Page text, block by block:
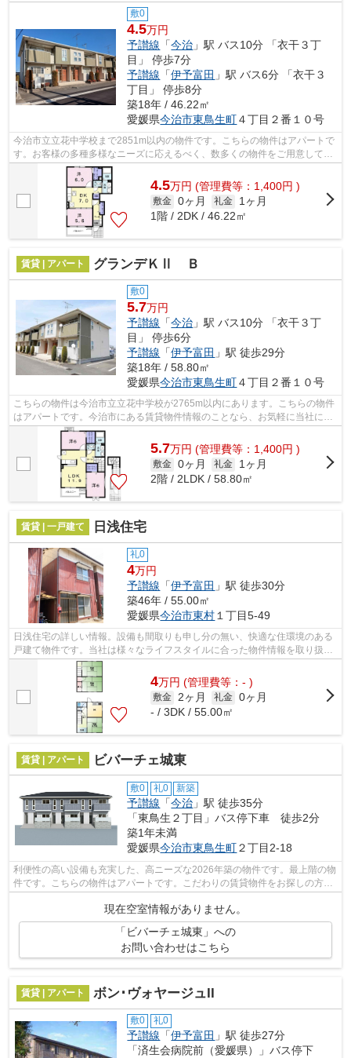
敷0
4.5万円
予讃線 「今治 」駅 バス10分 「衣干３丁
目」 停歩7分
予讃線 「伊予富田 」駅 バス6分 「衣干３
丁目」 停歩8分
築18年 / 46.22㎡
愛媛県今治市東鳥生町４丁目２番１０号
今治市立立花中学校まで2851m以内の物件です。こちらの物件はアパートで
す。お客様の多種多様なニーズに応えるべく、数多くの物件をご用意してお
待ちしております。どうぞこちらからご...
4.5万円 (管理費等：1,400円 )
敷金 0ヶ月 礼金
1ヶ月
1階 / 2DK / 46.22㎡
賃貸 | アパート グランデＫⅡ Ｂ
敷0
5.7万円
予讃線 「今治 」駅 バス10分 「衣干３丁
目」 停歩6分
予讃線 「伊予富田 」駅 徒歩29分
築18年 / 58.80㎡
愛媛県今治市東鳥生町４丁目２番１０号
こちらの物件は今治市立立花中学校が2765m以内にあります。こちらの物件
はアパートです。今治市にある賃貸物件情報のことなら、お気軽に当社にお
任せ下さい。賃貸情報を豊富に取り扱っ...
5.7万円 (管理費等：1,400円 )
敷金 0ヶ月 礼金
1ヶ月
2階 / 2LDK / 58.80㎡
賃貸 | 一戸建て 日浅住宅
礼0
4万円
予讃線 「伊予富田 」駅 徒歩30分
築46年 / 55.00㎡
愛媛県今治市東村 １丁目5-49
日浅住宅の詳しい情報。設備も間取りも申し分の無い、快適な住環境のある
戸建て物件です。当社は様々なライフスタイルに合った物件情報を取り扱っ
ております。ぜひこちらから、あなた...
4万円 (管理費等：- )
敷金 2ヶ月 礼金 0ヶ月
- / 3DK / 55.00㎡
賃貸 | アパート ビバーチェ城東
敷0 礼0 新築
予讃線 「今治 」駅 徒歩35分
「東鳥生２丁目」バス停下車 徒歩2分
築1年未満
愛媛県今治市東鳥生町２丁目2-18
利便性の高い設備も充実した、高ニーズな2026年築の物件です。最上階の物
件です。こちらの物件はアパートです。こだわりの賃貸物件をお探しの方
は、ぜひ当社にお任せ下さい。豊富な賃...
現在空室情報がありません。
「ビバーチェ城東」への
お問い合わせはこちら
賃貸 | アパート ボン･ヴォヤージュII
敷0 礼0
予讃線 「伊予富田 」駅 徒歩27分
「済生会病院前（愛媛県）」バス停下